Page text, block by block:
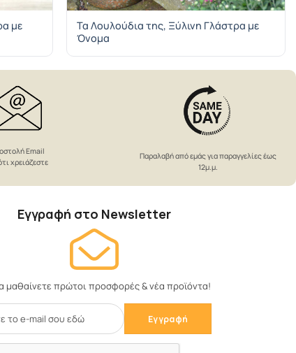
με
Τα Λουλούδια της, Ξύλινη Γλάστρα με
Όνομα
Email
χρειάζεστε
Παραλαβή από εμάς για παραγγελίες έως
12μ.μ.
Εγγραφή στο Newsletter
μαθαίνετε πρώτοι προσφορές & νέα προϊόντα!